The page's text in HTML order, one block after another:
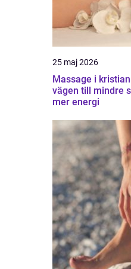
25 maj 2026
Massage i
vägen till mindre
mer energi